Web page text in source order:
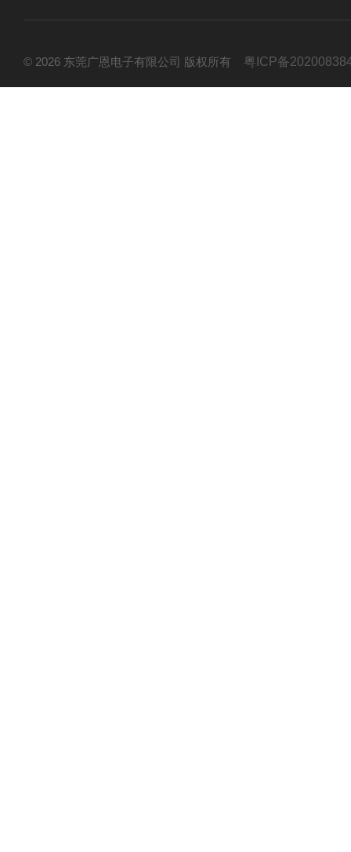
© 2026 东莞广恩电子有限公司 版权所有 粤ICP备